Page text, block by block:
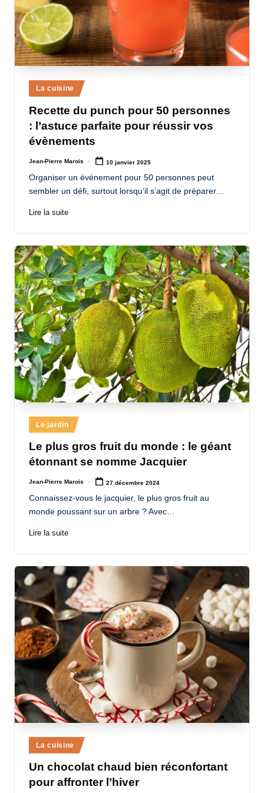
Posted
in
La cuisine
Recette du punch pour 50 personnes
: l’astuce parfaite pour réussir vos
évènements
Posted
Jean-Pierre Marois 10 janvier 2025
Organiser un événement pour 50 personnes peut
sembler un défi, surtout lorsqu’il s’agit de préparer…
Lire la suite
Posted
in
Le jardin
Le plus gros fruit du monde : le géant
étonnant se nomme Jacquier
Posted
Jean-Pierre Marois 27 décembre 2024
Connaissez-vous le jacquier, le plus gros fruit au
monde poussant sur un arbre ? Avec…
Lire la suite
Posted
in
La cuisine
Un chocolat chaud bien réconfortant
pour affronter l’hiver